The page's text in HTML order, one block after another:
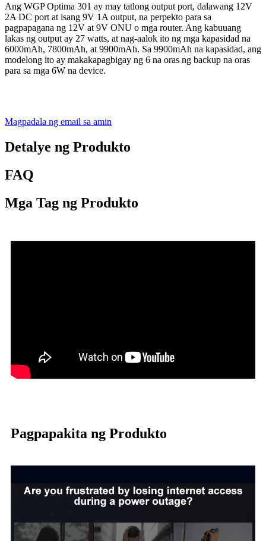
Ang WGP Optima 301 ay may tatlong output port, dalawang 12V
2A DC port at isang 9V 1A output, na perpekto para sa
pagpapagana ng 12V at 9V ONU o mga router. Ang kabuuang
lakas ng output ay 27 watts, at nag-aalok ito ng mga kapasidad na
6000mAh, 7800mAh, at 9900mAh. Sa 9900mAh na kapasidad, ang
modelong ito ay makakapagbigay ng 6 na oras ng backup na oras
para sa mga 6W na device.
Magpadala ng email sa amin
Detalye ng Produkto
FAQ
Mga Tag ng Produkto
Pagpapakita ng Produkto